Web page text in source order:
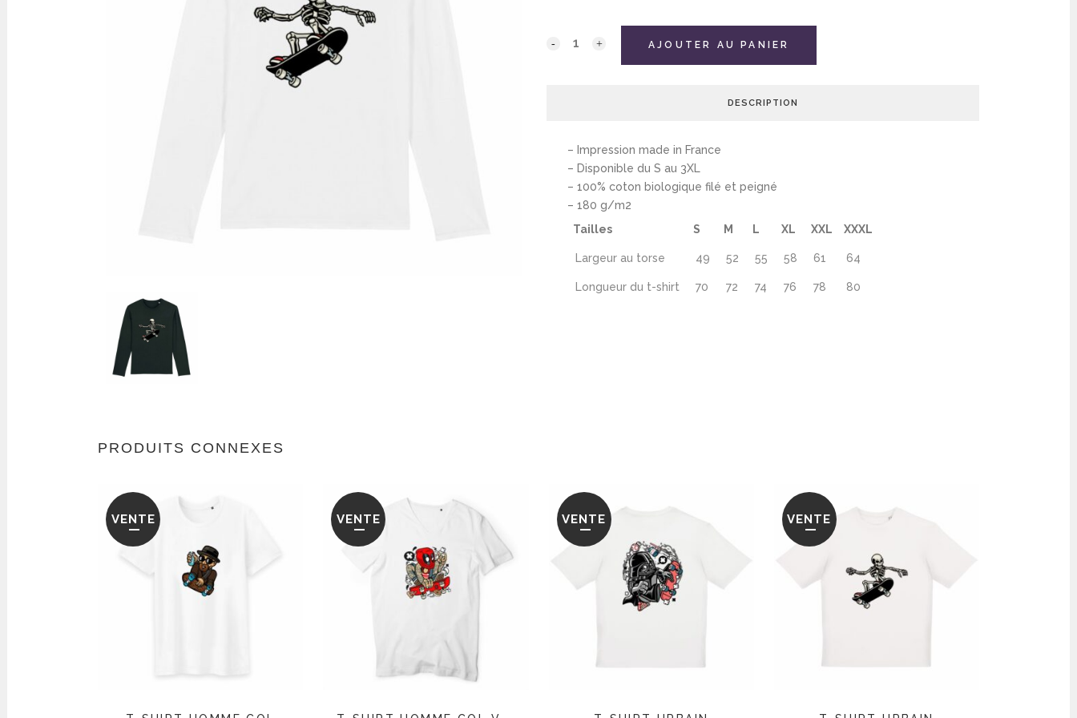
AJOUTER AU PANIER
DESCRIPTION
– Impression made in France
– Disponible du S au 3XL
– 100% coton biologique filé et peigné
– 180 g/m2
Tailles
S M L XL XXL XXXL
Largeur au torse 49 52 55 58 61 64
Longueur du t-shirt 70 72 74 76 78 80
PRODUITS CONNEXES
VENTE VENTE VENTE VENTE